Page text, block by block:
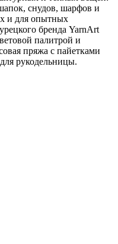
снудов, шарфов и
и для опытных
бренда YarnArt
палитрой и
пряжа с пайетками
рукодельницы.